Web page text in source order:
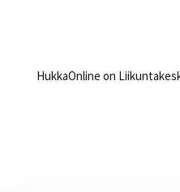
HukkaOnline on